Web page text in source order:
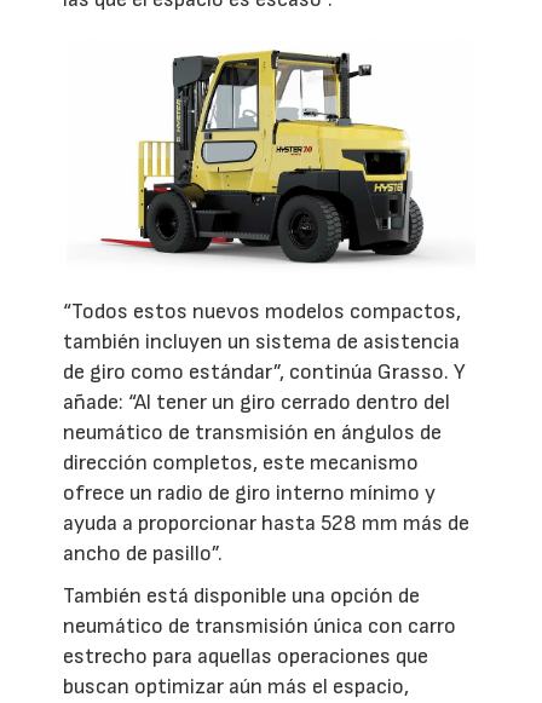
“Todos estos nuevos modelos compactos,
también incluyen un sistema de asistencia
de giro como estándar”, continúa Grasso. Y
añade: “Al tener un giro cerrado dentro del
neumático de transmisión en ángulos de
dirección completos, este mecanismo
ofrece un radio de giro interno mínimo y
ayuda a proporcionar hasta 528 mm más de
ancho de pasillo”.
También está disponible una opción de
neumático de transmisión única con carro
estrecho para aquellas operaciones que
buscan optimizar aún más el espacio,